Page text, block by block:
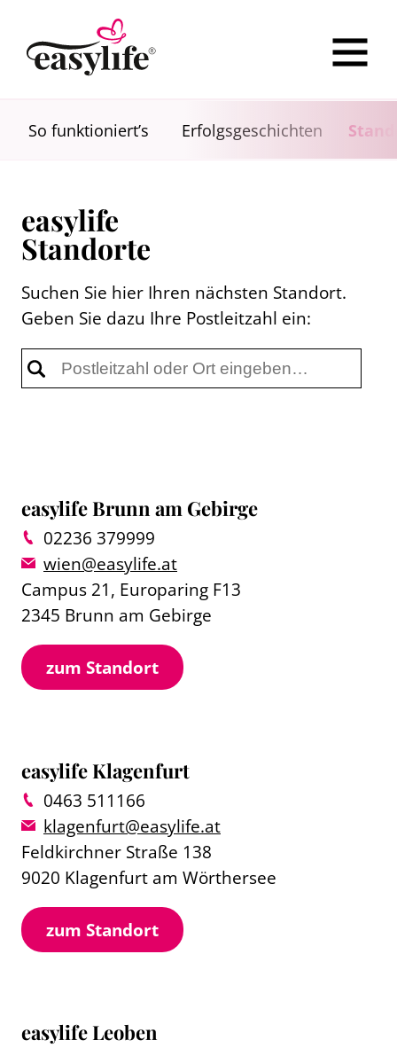
So funktioniert’s Erfolgsgeschichten
easylife
Standorte
Suchen Sie hier Ihren nächsten Standort.
Geben Sie dazu Ihre Postleitzahl ein:
easylife Brunn am Gebirge
02236 379999
wien@easylife.at
Campus 21, Europaring F13
2345 Brunn am Gebirge
zum Standort
easylife Klagenfurt
0463 511166
klagenfurt@easylife.at
Feldkirchner Straße 138
9020 Klagenfurt am Wörthersee
zum Standort
easylife Leoben